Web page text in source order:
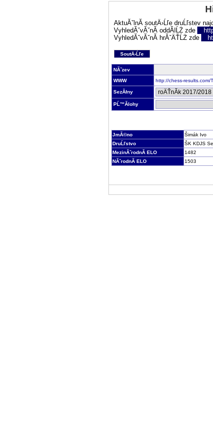
AktuĂˇlnĂ­ soutÄ›Ĺľe druĹľstev
VyhledĂˇvĂˇnĂ­ oddĂ­lĹŻ zde
VyhledĂˇvĂˇnĂ­ hrĂˇÄŤĹŻ zde
SoutÄ›Ĺľe
NĂˇzev
WWW http://chess-results.com/
SezĂłny
PĹ™Ă­lohy
JmĂ©no
Šimák Ivo
DruĹľstvo
ŠK KDJS
MezinĂˇrodnĂ­ ELO
1482
NĂˇrodnĂ­ ELO
1503